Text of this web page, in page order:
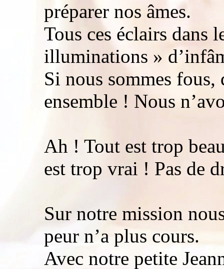
préparer nos âmes.
Tous ces éclairs dans
illuminations »
Si nous sommes fous,
ensemble ! Nous
Ah ! Tout est trop
est trop vrai ! Pas de
Sur notre mission
peur n’a plus cours.
Avec notre petite